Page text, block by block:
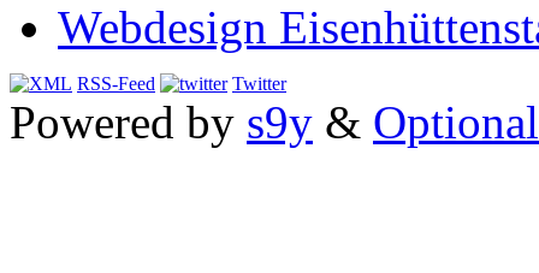
Webdesign
RSS-Feed Twitter
Powered by s9y &